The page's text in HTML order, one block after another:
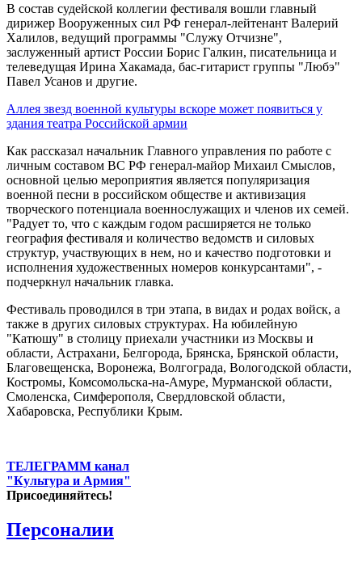
В состав судейской коллегии фестиваля вошли главный
дирижер Вооруженных сил РФ генерал-лейтенант Валерий
Халилов, ведущий программы "Служу Отчизне",
заслуженный артист России Борис Галкин, писательница и
телеведущая Ирина Хакамада, бас-гитарист группы "Любэ"
Павел Усанов и другие.
Аллея звезд военной культуры вскоре может появиться у
здания театра Российской армии
Как рассказал начальник Главного управления по работе с
личным составом ВС РФ генерал-майор Михаил Смыслов,
основной целью мероприятия является популяризация
военной песни в российском обществе и активизация
творческого потенциала военнослужащих и членов их семей.
"Радует то, что с каждым годом расширяется не только
география фестиваля и количество ведомств и силовых
структур, участвующих в нем, но и качество подготовки и
исполнения художественных номеров конкурсантами", -
подчеркнул начальник главка.
Фестиваль проводился в три этапа, в видах и родах войск, а
также в других силовых структурах. На юбилейную
"Катюшу" в столицу приехали участники из Москвы и
области, Астрахани, Белгорода, Брянска, Брянской области,
Благовещенска, Воронежа, Волгограда, Вологодской области,
Костромы, Комсомольска-на-Амуре, Мурманской области,
Смоленска, Симферополя, Свердловской области,
Хабаровска, Республики Крым.
ТЕЛЕГРАММ канал
"Культура и Армия"
Присоединяйтесь!
Персоналии